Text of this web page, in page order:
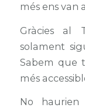
més ens van
Gràcies al
solament
Sabem que
més
No haurien